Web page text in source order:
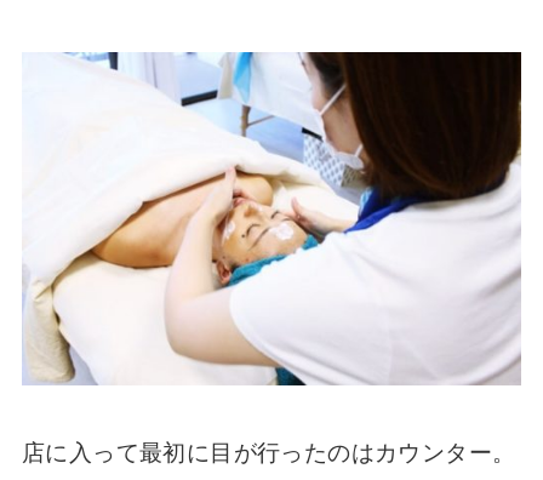
店に入って最初に目が行ったのはカウンター。